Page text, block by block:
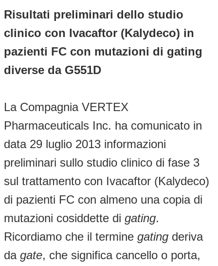
Risultati preliminari dello studio
clinico con Ivacaftor (Kalydeco) in
pazienti FC con mutazioni di gating
diverse da G551D
La Compagnia VERTEX
Pharmaceuticals Inc. ha comunicato in
data 29 luglio 2013 informazioni
preliminari sullo studio clinico di fase 3
sul trattamento con Ivacaftor (Kalydeco)
di pazienti FC con almeno una copia di
mutazioni cosiddette di gating.
Ricordiamo che il termine gating deriva
da gate, che significa cancello o porta,